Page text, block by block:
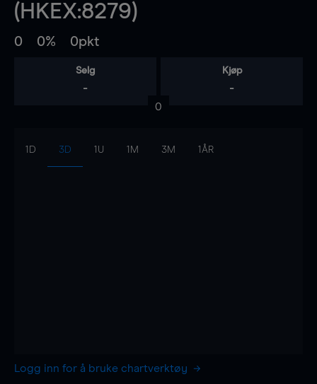
(HKEX:8279)
0 0% 0pkt
Selg
-
Kjøp
-
0
1D 3D 1U 1M 3M 1ÅR
Logg inn for å bruke chartverktøy